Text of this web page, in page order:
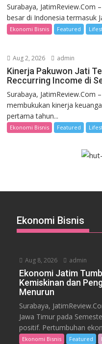
Surabaya, JatimReview.Com
besar di Indonesia termasuk
Ekonomi Bisnis Featured
Aug 2, 2026 admin
Kinerja Pakuwon Jati
Reccurring Income di
Surabaya, JatimReview.Com
membukukan kinerja
pertama tahun...
Ekonomi Bisnis Featured
Ekonomi Bisnis
Aug 8, 2026 admin
Ekonomi Jatim
Kemiskinan dan
Menurun
Surabaya,
Jawa Timur pada
positif. Pertumbuhan
Ekonomi Bisnis Featured